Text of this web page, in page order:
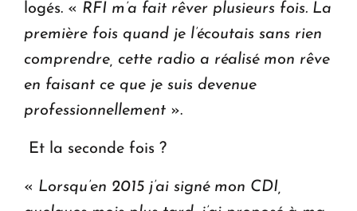
logés. « RFI m’a fait rêver plusieurs fois. La
première fois quand je l’écoutais sans rien
comprendre, cette radio a réalisé mon rêve
en faisant ce que je suis devenue
professionnellement ».
Et la seconde fois ?
« Lorsqu’en 2015 j’ai signé mon CDI,